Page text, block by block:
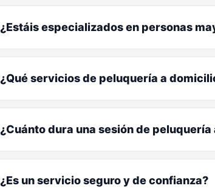
¿Estáis especializados en personas
¿Qué servicios de peluquería a
¿Cuánto dura una sesión de
¿Es un servicio seguro y de confianza?